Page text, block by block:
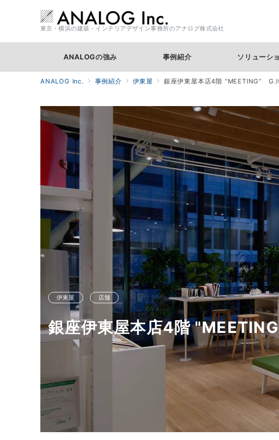
東京・横浜の建築・インテリアデザイン事務所のアナログ株式会社
ANALOGの強み 事例紹介 ソリューシ
ANALOG Inc. 事例紹介 伊東屋 銀座伊東屋本店4階 “MEETING”
伊東屋 店舗
銀座伊東屋本店4階
お問い合わせ
無料相談